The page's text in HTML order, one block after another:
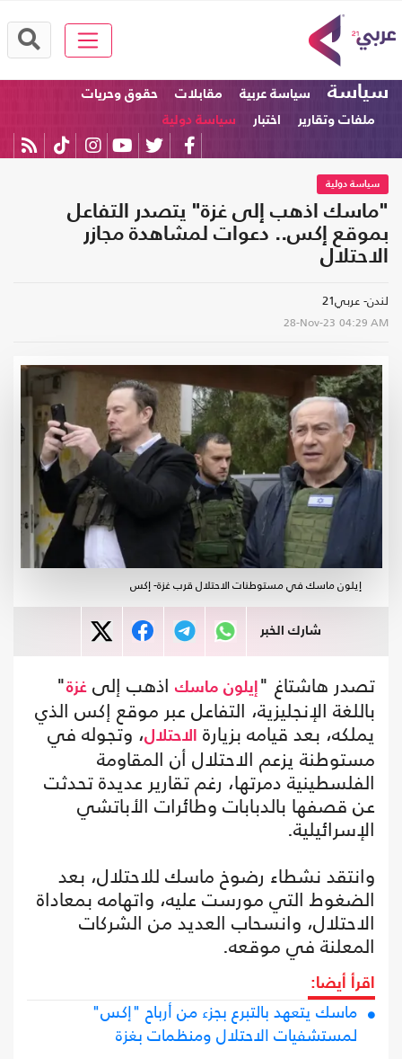
سياسة سياسة عربية مقابلات
حقوق وحريات
ملفات وتقارير
اختبار سياسة دولية
سياسة دولية
"ماسك اذهب إلى غزة" يتصدر التفاعل
بموقع إكس.. دعوات لمشاهدة مجازر
الاحتلال
لندن- عربي21
28-Nov-23 04:29 AM
إيلون ماسك في مستوطنات الاحتلال قرب غزة- إكس
شارك الخبر
تصدر هاشتاغ " إيلون ماسك اذهب إلى غزة"
باللغة الإنجليزية، التفاعل عبر موقع إكس الذي
يملكه، بعد قيامه بزيارة الاحتلال، وتجوله في
مستوطنة يزعم الاحتلال أن المقاومة
الفلسطينية دمرتها، رغم تقارير عديدة تحدثت
عن قصفها بالدبابات وطائرات الأباتشي
الإسرائيلية.
وانتقد نشطاء رضوخ ماسك للاحتلال، بعد
الضغوط التي مورست عليه، واتهامه بمعاداة
الاحتلال، وانسحاب العديد من الشركات
المعلنة في موقعه.
اقرأ أيضا:
ماسك يتعهد بالتبرع بجزء من أرباح "إكس"
لمستشفيات الاحتلال ومنظمات بغزة